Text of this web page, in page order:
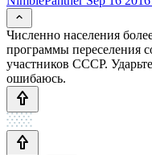
Численно населения
программы переселения
участников СССР.
ошибаюсь.